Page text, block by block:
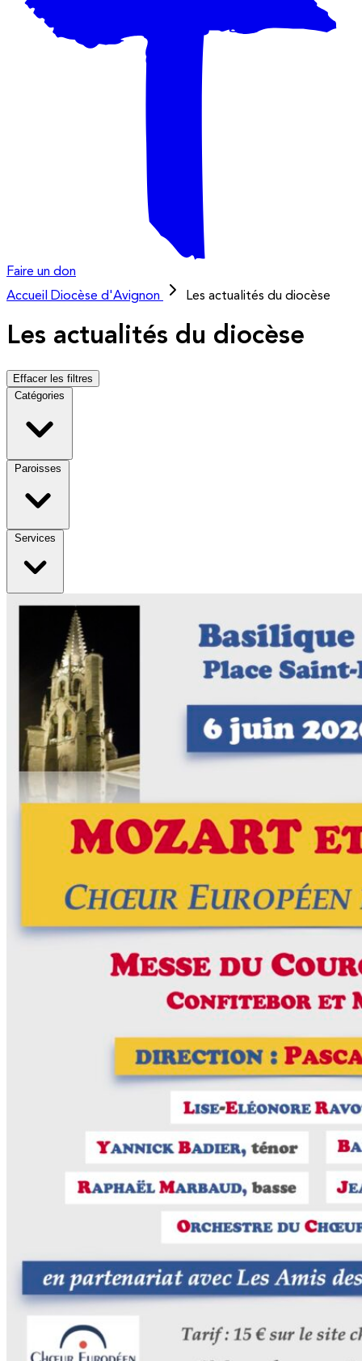
Faire un don
Accueil
Diocèse d'Avignon Les actualités du diocèse
Les actualités du diocèse
Effacer les filtres
Catégories
Paroisses
Services